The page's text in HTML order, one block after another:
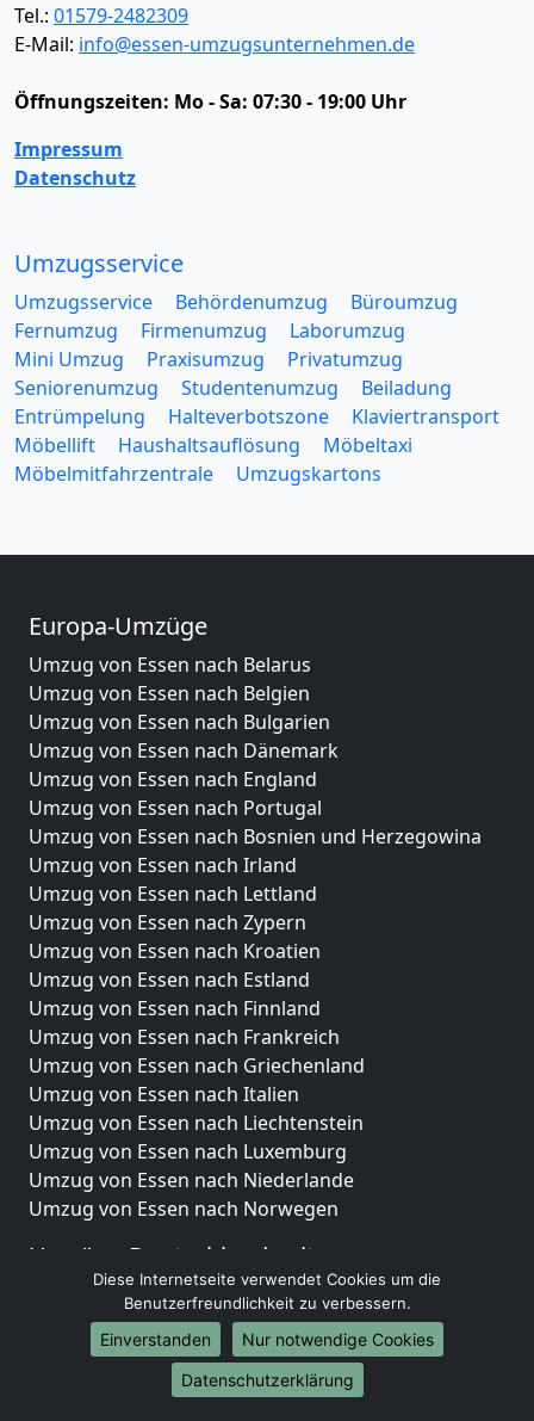
Tel.: 01579-2482309
E-Mail: info@essen-umzugsunternehmen.de
Öffnungszeiten: Mo - Sa: 07:30 - 19:00 Uhr
Impressum
Datenschutz
Umzugsservice
Umzugsservice Behördenumzug
Büroumzug
Fernumzug
Firmenumzug
Laborumzug
Mini Umzug
Praxisumzug
Privatumzug
Seniorenumzug
Studentenumzug
Beiladung
Entrümpelung
Halteverbotszone
Klaviertransport
Möbellift
Haushaltsauflösung
Möbeltaxi
Möbelmitfahrzentrale
Umzugskartons
Europa-Umzüge
Umzug von Essen nach Belarus
Umzug von Essen nach Belgien
Umzug von Essen nach Bulgarien
Umzug von Essen nach Dänemark
Umzug von Essen nach England
Umzug von Essen nach Portugal
Umzug von Essen nach Bosnien und Herzegowina
Umzug von Essen nach Irland
Umzug von Essen nach Lettland
Umzug von Essen nach Zypern
Umzug von Essen nach Kroatien
Umzug von Essen nach Estland
Umzug von Essen nach Finnland
Umzug von Essen nach Frankreich
Umzug von Essen nach Griechenland
Umzug von Essen nach Italien
Umzug von Essen nach Liechtenstein
Umzug von Essen nach Luxemburg
Umzug von Essen nach Niederlande
Umzug von Essen nach Norwegen
Umzüge-Deutschlandweit
Umzug von Essen nach Berlin
Umzug von Essen nach Hamburg
Umzug von Essen nach München
Umzug von Essen nach Köln
Diese Internetseite verwendet Cookies um die
Benutzerfreundlichkeit zu verbessern.
Einverstanden
Nur notwendige Cookies
Datenschutzerklärung